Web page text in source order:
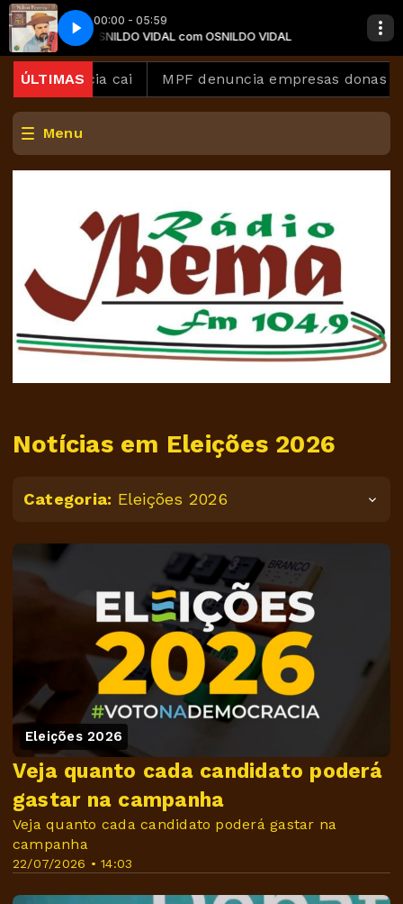
00:00 - 05:59
OSNILDO VIDAL com OSNILDO VIDAL
Nilton Ferreira - Quadros de Uma Campereada
ÚLTIMAS
cai MPF denuncia empresas donas de
Menu
Notícias em Eleições 2026
Categoria: Eleições 2026
Eleições 2026
22/07/2026 • 14:03
Veja quanto cada candidato poderá
gastar na campanha
Veja quanto cada candidato poderá gastar na
campanha